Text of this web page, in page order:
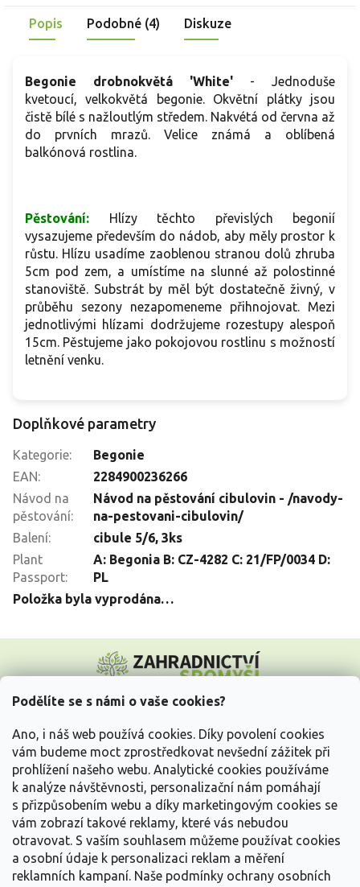
Podělíte se s námi o vaše cookies?
Ano, i náš web používá cookies. Díky povolení cookies
vám budeme moct zprostředkovat nevšední zážitek při
prohlížení našeho webu. Analytické cookies používáme
k analýze návštěvnosti, personalizační nám pomáhají
s přizpůsobením webu a díky marketingovým cookies se
vám zobrazí takové reklamy, které vás nebudou
otravovat. S vaším souhlasem můžeme používat cookies
a osobní údaje k personalizaci reklam a měření
reklamních kampaní. Naše podmínky ochrany osobních
zatahují. Vynikne v moderních záhonech, prérijních
kompozicích, mezi okrasnými trávami, šalvějemi, pivoňkami,
kakosty a růžemi.
Popis Podobné (4) Diskuze
Begonie drobnokvětá 'White' - Jednoduše
kvetoucí, velkokvětá begonie. Okvětní plátky jsou
čistě bílé s nažloutlým středem. Nakvétá od června až
do prvních mrazů. Velice známá a oblíbená
balkónová rostlina.
Pěstování:
Hlízy těchto převislých begonií
vysazujeme především do nádob, aby měly prostor k
růstu. Hlízu usadíme zaoblenou stranou dolů zhruba
5cm pod zem, a umístíme na slunné až polostinné
stanoviště. Substrát by měl být dostatečně živný, v
průběhu sezony nezapomeneme přihnojovat. Mezi
jednotlivými hlízami dodržujeme rozestupy alespoň
15cm. Pěstujeme jako pokojovou rostlinu s možností
letnění venku.
Doplňkové parametry
Kategorie:
Begonie
EAN:
2284900236266
Návod na
pěstování:
Návod na pěstování cibulovin - /navody-
na-pestovani-cibulovin/
Balení:
cibule 5/6, 3ks
Plant
Passport:
A: Begonia B: CZ-4282 C: 21/FP/0034 D:
PL
Položka byla vyprodána…
p
Vše o nákupu
Informace pro Vás
Kontakujte nás